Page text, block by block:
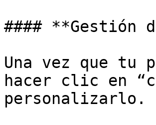
#### **Gestión
Una vez que tu
hacer clic en
personalizarlo.